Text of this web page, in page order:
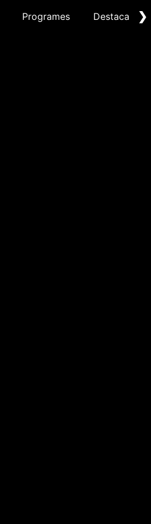
Programes Destacat ❯